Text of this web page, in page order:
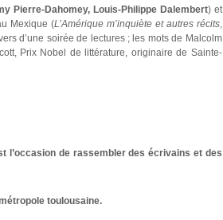
Pierre-Dahomey, Louis-Philippe Dalembert) et
Mexique (L’Amérique m’inquiète et autres récits,
d’une soirée de lectures ; les mots de Malcolm
Prix Nobel de littérature, originaire de Sainte-
l’occasion de rassembler des écrivains et des
toulousaine.